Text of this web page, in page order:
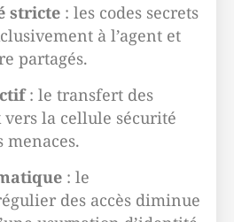
stricte : les codes secrets
à l’agent et
partagés.
: le transfert des
la cellule sécurité
menaces.
: le
des accès diminue